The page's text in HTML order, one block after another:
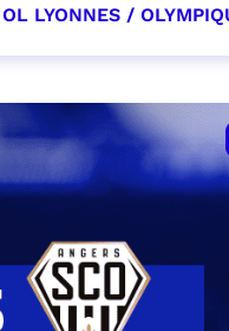
OL LYONNES /
date et heure à
RÉSERVER